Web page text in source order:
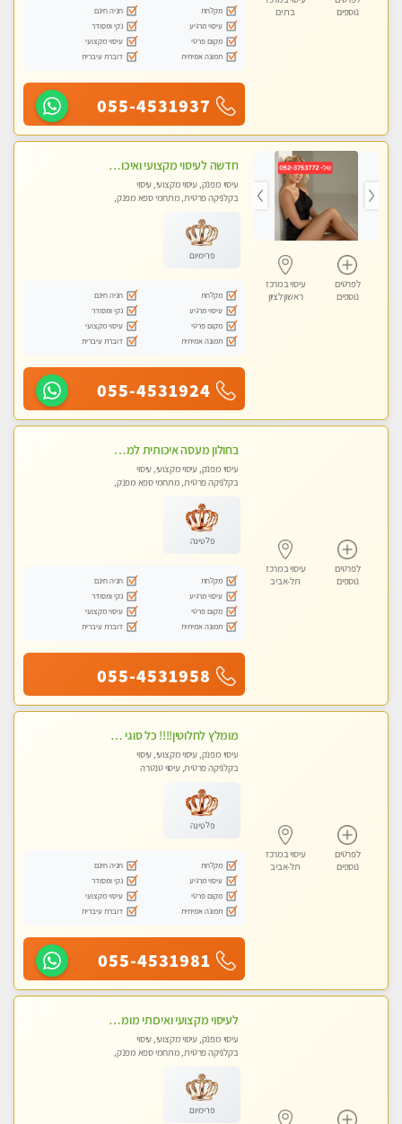
נוספים
בת ים
מקלחת
חניה חינם
עיסוי מרגיע
נקי ומסודר
מקום פרטי
עיסוי מקצועי
תמונה אמיתית
דוברת עיברית
055-4531937
לפרטים
נוספים
עיסוי במרכז
ראשון לציון
חדשה לעיסוי מקצועי ואיכותי מומלץ מאוד!! ממתינה לך שתגיע בוא ותבין מזה עיסוי מפנק …
עיסוי מפנק, עיסוי מקצועי, עיסוי
בקלניקה פרטית, מתחמי ספא מפנק,
פרימיום
מקלחת
חניה חינם
עיסוי מרגיע
נקי ומסודר
מקום פרטי
עיסוי מקצועי
תמונה אמיתית
דוברת עיברית
055-4531924
לפרטים
נוספים
עיסוי במרכז
תל-אביב
בחולון מעסה איכותית למאסז מקצועי ומפנק לכל שרירי הגוף במקום פרטי
עיסוי מפנק, עיסוי מקצועי, עיסוי
בקלניקה פרטית, מתחמי ספא מפנק,
פלטינה
מקלחת
חניה חינם
עיסוי מרגיע
נקי ומסודר
מקום פרטי
עיסוי מקצועי
תמונה אמיתית
דוברת עיברית
055-4531958
לפרטים
נוספים
עיסוי במרכז
תל-אביב
מומלץ לחלוטין!!!! כל סוגי העיסויים מעסה מקצועית ואיכותית פרטי!!!
עיסוי מפנק, עיסוי מקצועי, עיסוי
בקלניקה פרטית, עיסוי טנטרה
פלטינה
מקלחת
חניה חינם
עיסוי מרגיע
נקי ומסודר
מקום פרטי
עיסוי מקצועי
תמונה אמיתית
דוברת עיברית
055-4531981
לעיסוי מקצועי ואיכותי מומלץ מאוד!! ממתינה לך שתגיע לבת ים - ​​​​​​ Highly recommended
עיסוי מפנק, עיסוי מקצועי, עיסוי
בקלניקה פרטית, מתחמי ספא מפנק,
פרימיום